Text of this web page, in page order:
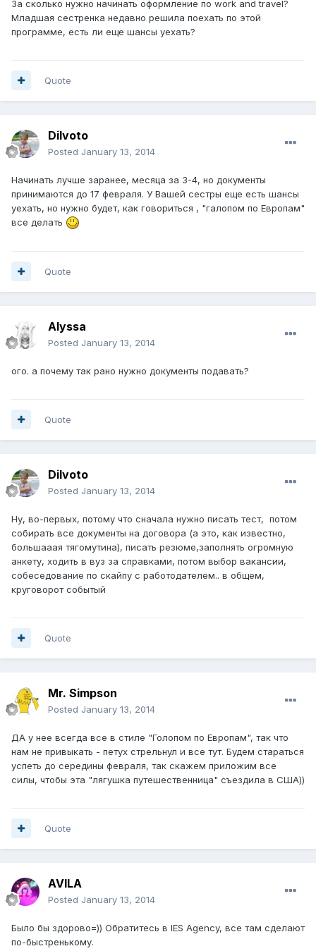
За сколько нужно начинать оформление по work and travel?
Младшая сестренка недавно решила поехать по этой
программе, есть ли еще шансы уехать?
Quote
Dilvoto
Posted January 13, 2014
Начинать лучше заранее, месяца за 3-4, но документы
принимаются до 17 февраля. У Вашей сестры еще есть шансы
уехать, но нужно будет, как говориться , "галопом по Европам"
все делать
Quote
Alyssa
Posted January 13, 2014
ого. а почему так рано нужно документы подавать?
Quote
Dilvoto
Posted January 13, 2014
Ну, во-первых, потому что сначала нужно писать тест, потом
собирать все документы на договора (а это, как известно,
большааая тягомутина), писать резюме,заполнять огромную
анкету, ходить в вуз за справками, потом выбор вакансии,
собеседование по скайпу с работодателем.. в общем,
круговорот событый
Quote
Mr. Simpson
Posted January 13, 2014
ДА у нее всегда все в стиле "Голопом по Европам", так что
нам не привыкать - петух стрельнул и все тут. Будем стараться
успеть до середины февраля, так скажем приложим все
силы, чтобы эта "лягушка путешественница" съездила в США))
Quote
AVILA
Posted January 13, 2014
Было бы здорово=)) Обратитесь в IES Agency, все там сделают
по-быстренькому.